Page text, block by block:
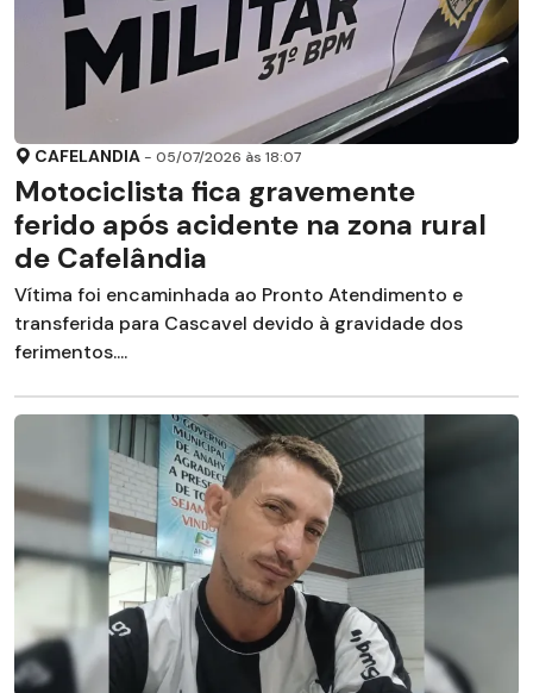
CAFELANDIA - 05/07/2026 às 18:07
Motociclista fica gravemente
ferido após acidente na zona rural
de Cafelândia
Vítima foi encaminhada ao Pronto Atendimento e
transferida para Cascavel devido à gravidade dos
ferimentos....